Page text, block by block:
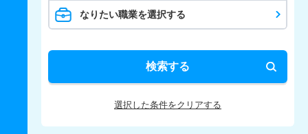
なりたい職業を選択する
検索する
選択した条件をクリアする